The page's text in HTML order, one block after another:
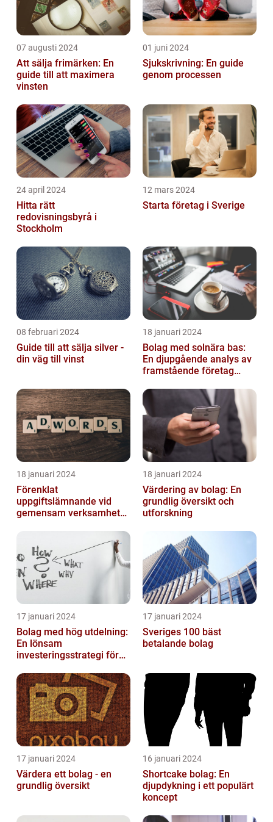
07 augusti 2024
Att sälja frimärken: En
guide till att maximera
vinsten
01 juni 2024
Sjukskrivning: En guide
genom processen
24 april 2024
Hitta rätt
redovisningsbyrå i
Stockholm
12 mars 2024
Starta företag i Sverige
08 februari 2024
Guide till att sälja silver -
din väg till vinst
18 januari 2024
Bolag med solnära bas:
En djupgående analys av
framstående företag
18 januari 2024
Förenklat
uppgiftslämnande vid
gemensam verksamhet
18 januari 2024
Värdering av bolag: En
grundlig översikt och
utforskning
17 januari 2024
Bolag med hög utdelning:
En lönsam
investeringsstrategi för
17 januari 2024
Sveriges 100 bäst
betalande bolag
17 januari 2024
Värdera ett bolag - en
grundlig översikt
16 januari 2024
Shortcake bolag: En
djupdykning i ett populärt
koncept